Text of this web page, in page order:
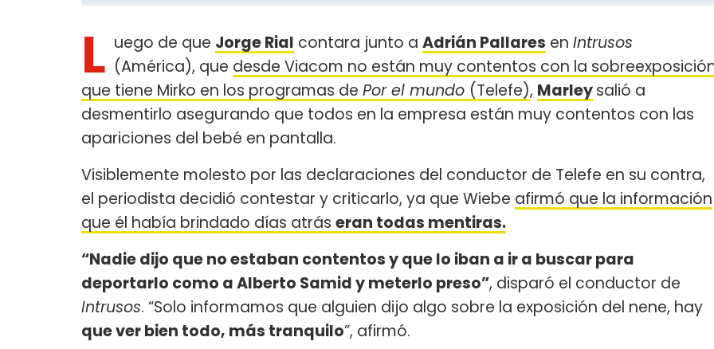
L uego de que Jorge Rial contara junto a Adrián Pallares en Intrusos
(América), que desde Viacom no están muy contentos con la
que tiene Mirko en los programas de Por el mundo (Telefe), Marleysalió a
desmentirlo asegurando que todos en la empresa están muy contentos con las
apariciones del bebé en pantalla.
Visiblemente molesto por las declaraciones del conductor de Telefe en su contra,
el periodista decidió contestar y criticarlo, ya que Wiebe afirmó que la información
que él había brindado días atrás eran todas mentiras.
“Nadie dijo que no estaban contentos y que lo iban a ir a buscar para
deportarlo como a Alberto Samid y meterlo preso”, disparó el conductor de
Intrusos. “Solo informamos que alguien dijo algo sobre la exposición del nene, hay
que ver bien todo, más tranquilo”, afirmó.